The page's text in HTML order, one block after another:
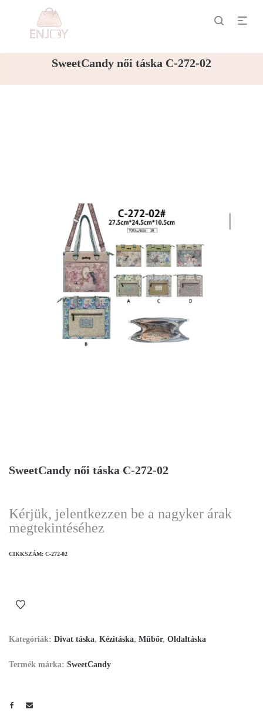
SweetCandy női táska C-272-02
SweetCandy női táska C-272-02
Kérjük, jelentkezzen be a nagyker árak
megtekintéséhez
CIKKSZÁM: C-272-02
Kategóriák: Divat táska, Kézitáska, Műbőr, Oldaltáska
Termék márka: SweetCandy